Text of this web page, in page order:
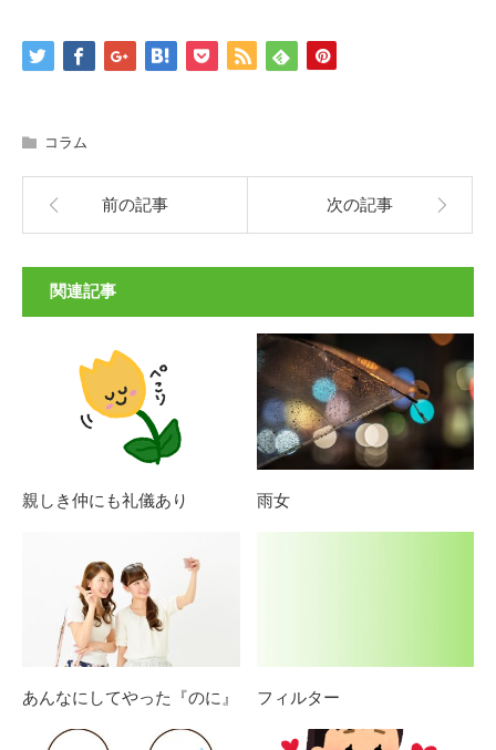
コラム
前の記事 次の記事
関連記事
親しき仲にも礼儀あり 雨女
あんなにしてやった『のに』 フィルター